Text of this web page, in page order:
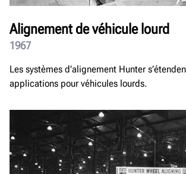
Alignement de véhicule lourd
1967
Les systèmes d’alignement Hunter
applications pour véhicules lourds.